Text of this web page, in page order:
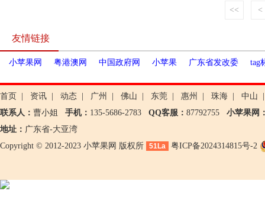
<< <
友情链接
小苹果网 粤港澳网 中国政府网 小苹果 广东省发改委 tag
首页 资讯 动态 广州 佛山 东莞 惠州 珠海 中山
联系人： 曹小姐 手机： 135-5686-2783 QQ客服： 87792755 小苹果网
地址： 广东省-大亚湾
Copyright © 2012-2023 小苹果网 版权所
51La 粤ICP备2024314815号-2